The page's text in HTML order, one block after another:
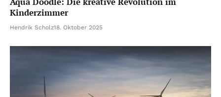
Kinderzimmer
Hendrik Scholz18. Oktober 2025